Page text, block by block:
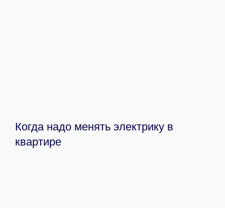
Когда надо менять электрику в
квартире